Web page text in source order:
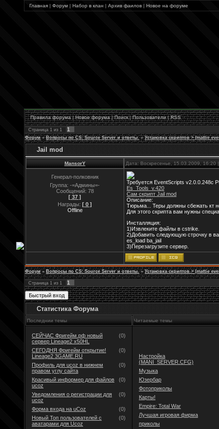
Главная | Форум | Набор в клан | Архив фаилов | Новое на форуме
Правила форума|Новое форума|Поиск|Пользователи|RSS
Страница 1 из 1 1
Форум » Вопросы по CS: Source Server и ответы. » Установка скриптов > (mattie
Jail mod
MansorY Дата: Воскресенье, 15.03.2009,
Генерал-полковник
Группа: -=Админы=-
Сообщений: 78
[ 37 ]
Награды: [ 0 ]
Offline
Требуется EventScripts v2.0.0.248c
Es_Tools_v.420
Сам скрипт Jail mod
Описание:
Тюрьма... Теры должны сбежать кт
Для этого скрипта вам нужны
Инсталляция:
1)Извлеките файлы в cstrike.
2)Добавить следующую строчку в
es_load ba_jail
3)Перезагрузите сервер.
Форум » Вопросы по CS: Source Server и ответы. » Установка скриптов > (mattie
Страница 1 из 1 1
Статистика Форума
Последнии темы Читаемые темы
СЕЙЧАС Фригейм.рф новый
сервер Lineage2 x50HL
(0)
СЕГОДНЯ Фригейм открытие!
Lineage2 3GAME.RU
(0)
Профиль для ucoz в нижнем
правом углу сайта
(0)
Красивый информер для файлов
ucoz
(0)
Уведомления о регистрации для
ucoz
(0)
Форма входа на uCoz
(0)
Новый Топ пользователей с
аватарами для Ucoz
(0)
Настройка
(MANI_SERVER.CFG)
Музыка
Юзербар
Фотоприколы
Карты!
Empire: Total War
Лучшая игровая фирма
приколы